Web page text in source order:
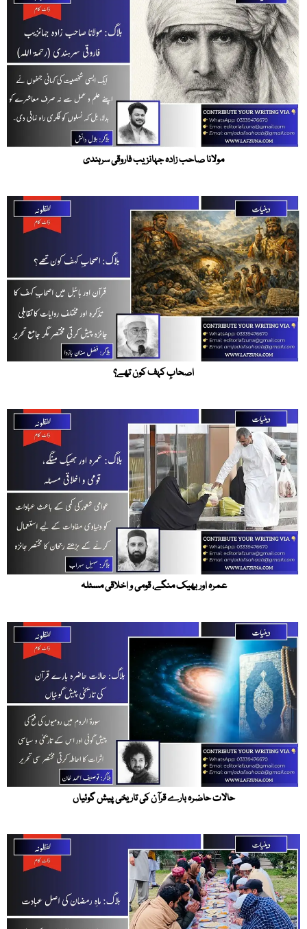
مولانا صاحب زادہ جہانزیب فاروقی سرہندی
اصحابِ کہف کون تھے؟
عمرہ اور بھیک منگے، قومی و اخلاقی مسئلہ
حالات حاضرہ بارے قرآن کی تاریخی پیش گوئیاں